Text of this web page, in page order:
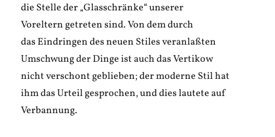
die Stelle der „Glasschränke“ unserer
Voreltern getreten sind. Von dem durch
das Eindringen des neuen Stiles veranlaßten
Umschwung der Dinge ist auch das Vertikow
nicht verschont geblieben; der moderne Stil hat
ihm das Urteil gesprochen, und dies lautete auf
Verbannung.